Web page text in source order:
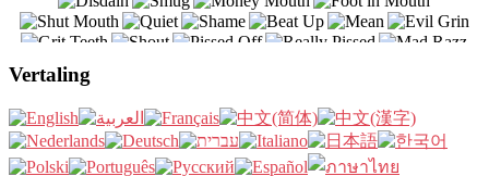
Vertaling